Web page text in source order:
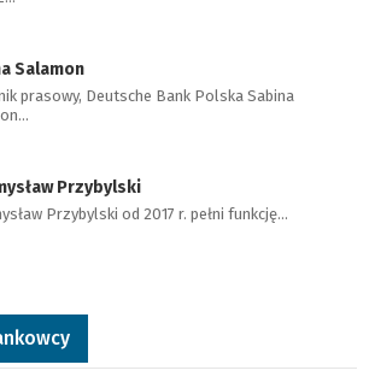
Salamon
prasowy, Deutsche Bank Polska Sabina
Przybylski
Przybylski od 2017 r. pełni funkcję…